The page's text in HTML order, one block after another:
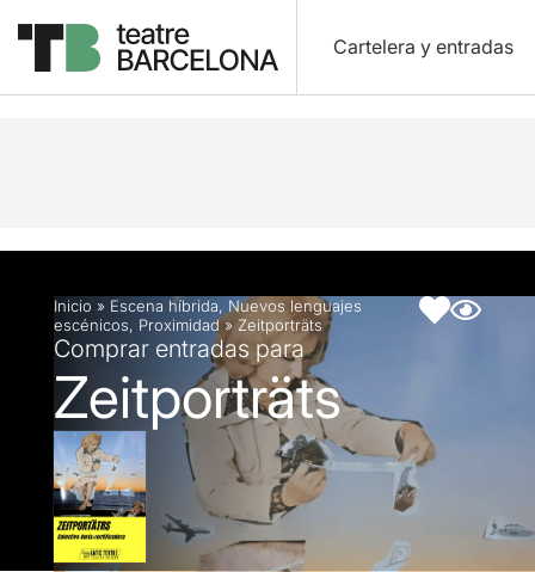
Cartelera y entradas
Descripción Ficha artística Artículos
Inicio » Escena híbrida, Nuevos lenguajes
escénicos, Proximidad» Zeitporträts
Comprar entradas para
Zeitporträts